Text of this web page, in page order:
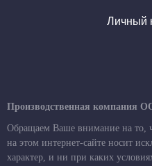
Личный
Производственная
Обращаем Ваше внимание на то,
на этом интернет-сайте носит
характер, и ни при каких